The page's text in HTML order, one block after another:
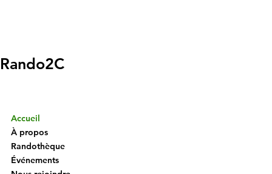
Rando2C
Accueil
À propos
Randothèque
Événements